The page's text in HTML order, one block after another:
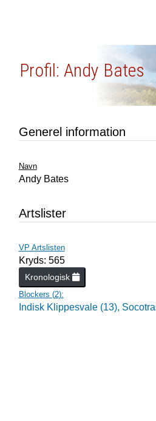
Profil: Andy Bates
Generel information
Navn
Andy Bates
Artslister
VP Artslisten
Kryds: 565
Kronologisk
Blockers (2):
Indisk Klippesvale (13),